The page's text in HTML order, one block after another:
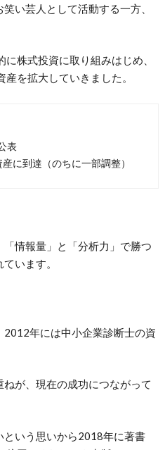
い芸人として活動する一方、
株式投資に取り組みはじめ、
を拡大していきました。
表
に到達（のちに一部調整）
情報量」と「分析力」で勝つ
います。
2012年には中小企業診断士の資
が、現在の成功につながって
いう思いから2018年に著書